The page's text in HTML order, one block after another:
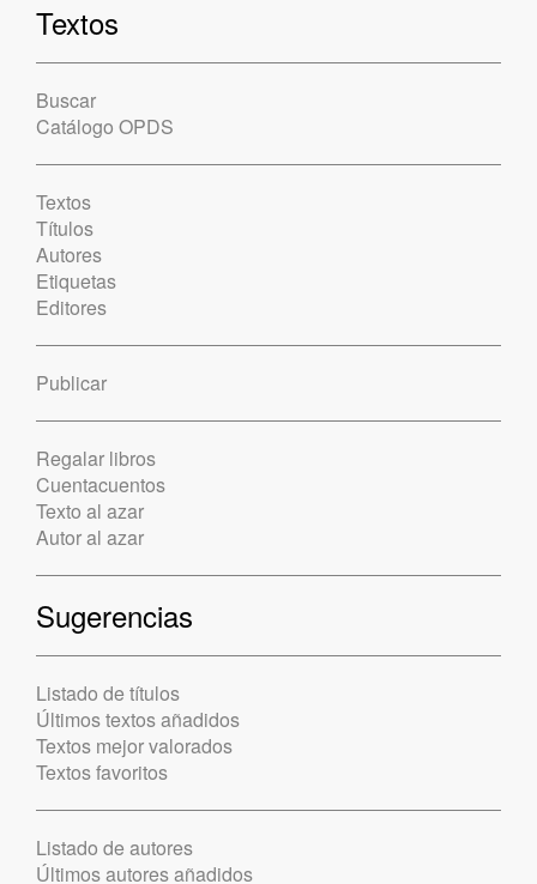
Textos
Buscar
Catálogo OPDS
Textos
Títulos
Autores
Etiquetas
Editores
Publicar
Regalar libros
Cuentacuentos
Texto al azar
Autor al azar
Sugerencias
Listado de títulos
Últimos textos añadidos
Textos mejor valorados
Textos favoritos
Listado de autores
Últimos autores añadidos